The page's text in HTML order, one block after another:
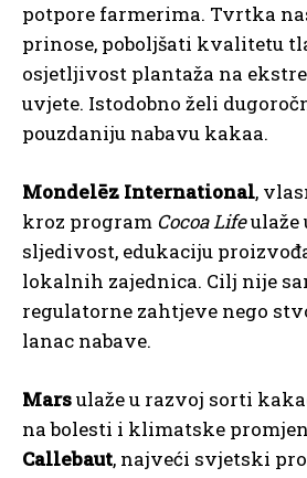
potpore farmerima. Tvrtka
prinose, poboljšati kvalitetu
osjetljivost plantaža na
uvjete. Istodobno želi
pouzdaniju nabavu kakaa.
Mondelēz International,
kroz program Cocoa Lifeulaže
sljedivost, edukaciju
lokalnih zajednica. Cilj nije
regulatorne zahtjeve nego
lanac nabave.
Marsulaže u razvoj sorti
na bolesti i klimatske
Callebaut, najveći svjetski